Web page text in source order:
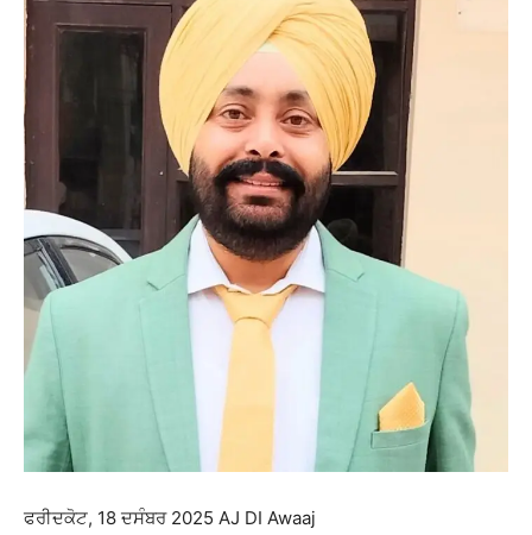
ਫਰੀਦਕੋਟ, 18 ਦਸੰਬਰ 2025 AJ DI Awaaj